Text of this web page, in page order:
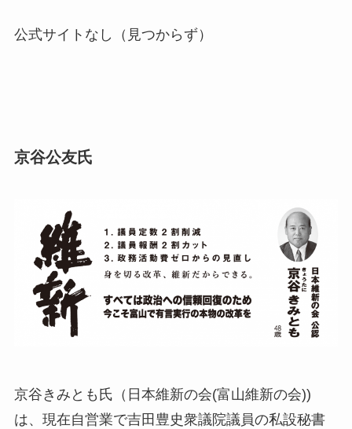
公式サイトなし（見つからず）
京谷公友氏
京谷きみとも氏（日本維新の会(富山維新の会))
は、現在自営業で吉田豊史衆議院議員の私設秘書